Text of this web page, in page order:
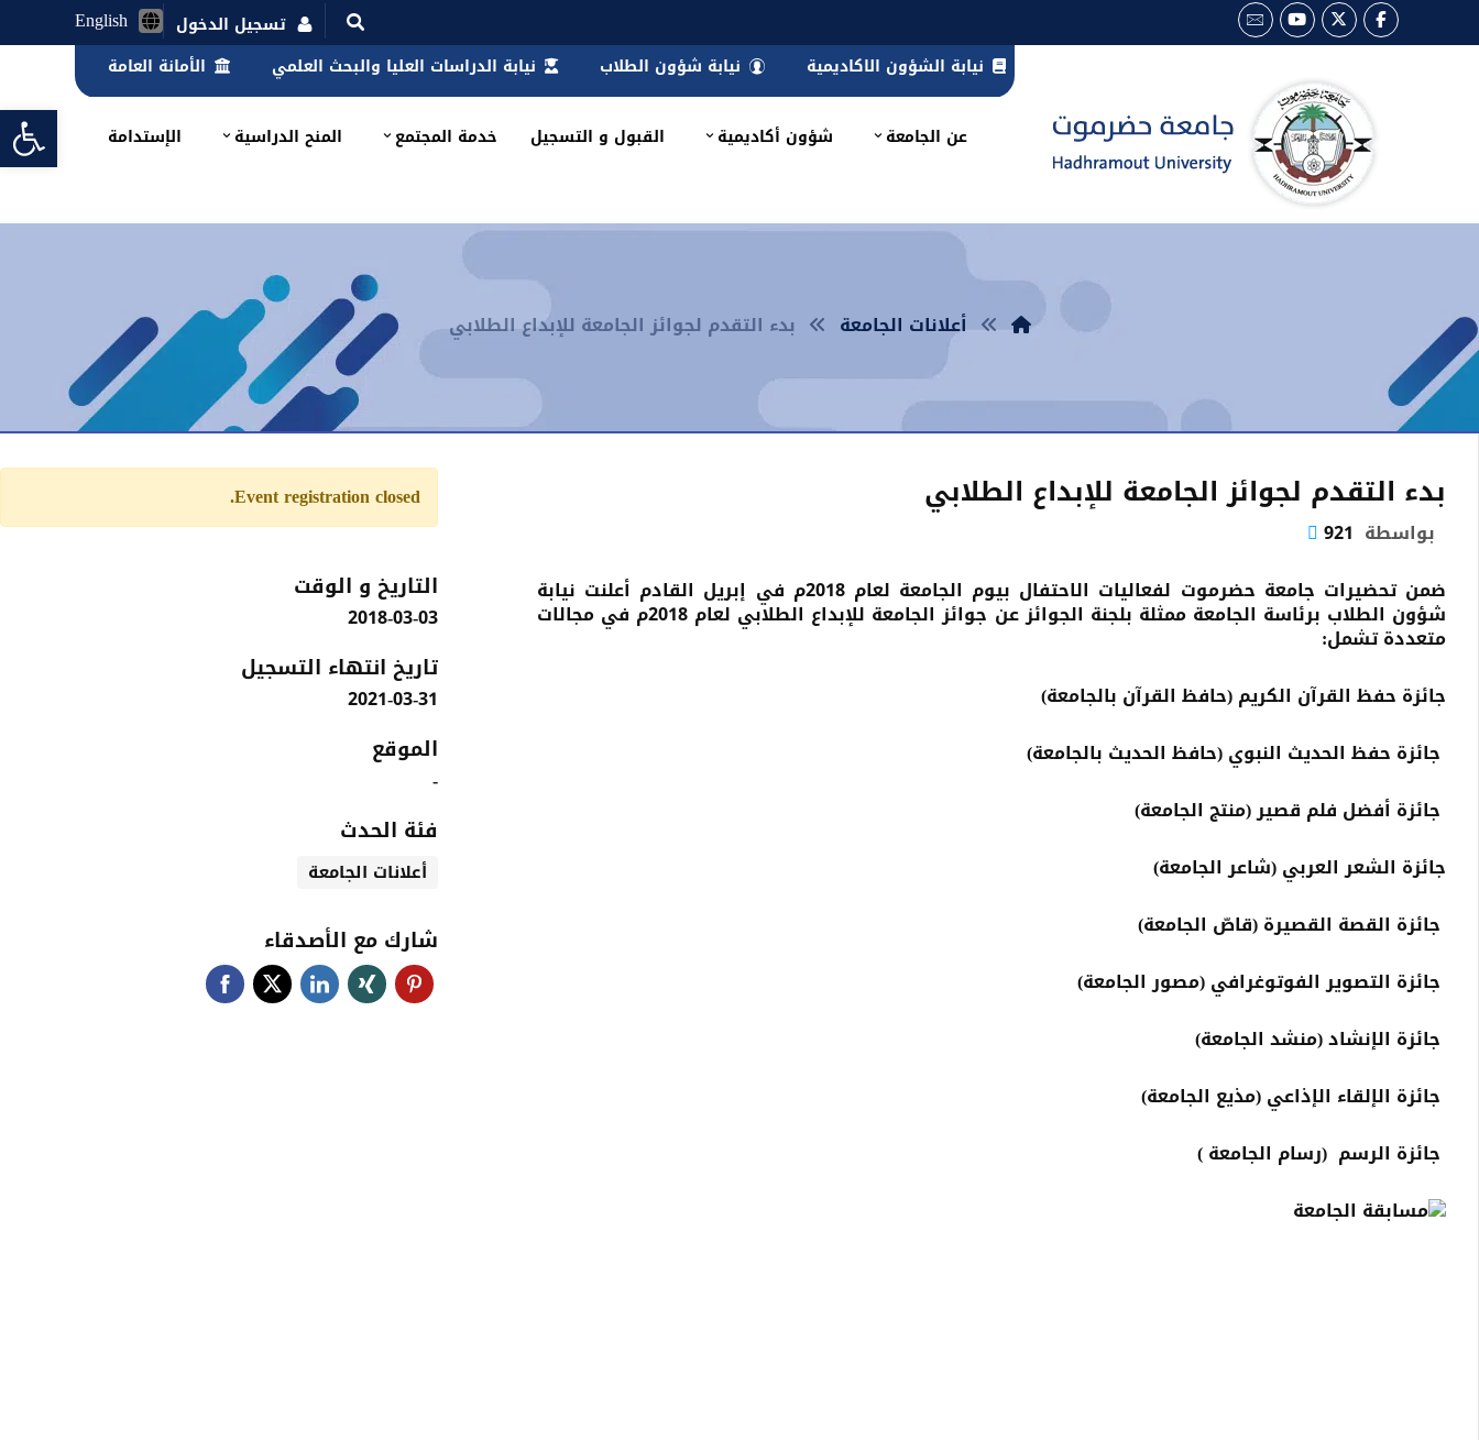
English
تسجيل الدخول
نيابة الشؤون الاكاديمية
نيابة شؤون الطلاب نيابة الدراسات العليا والبحث العلمي الأمانة العامة
عن الجامعة شؤون أكاديمية القبول و التسجيل خدمة المجتمع المنح الدراسية الإستدامة
أعلانات الجامعة بدء التقدم لجوائز الجامعة للإبداع الطلابي
بدء التقدم لجوائز الجامعة للإبداع الطلابي
بواسطة 921
ضمن تحضيرات جامعة حضرموت لفعاليات الاحتفال بيوم الجامعة لعام 2018م في إبريل القادم أعلنت نيابة
شؤون الطلاب برئاسة الجامعة ممثلة بلجنة الجوائز عن جوائز الجامعة للإبداع الطلابي لعام 2018م في مجالات
متعددة تشمل:
جائزة حفظ القرآن الكريم (حافظ القرآن بالجامعة)
جائزة حفظ الحديث النبوي (حافظ الحديث بالجامعة)
جائزة أفضل فلم قصير (منتج الجامعة)
جائزة الشعر العربي (شاعر الجامعة)
جائزة القصة القصيرة (قاصّ الجامعة)
جائزة التصوير الفوتوغرافي (مصور الجامعة)
جائزة الإنشاد (منشد الجامعة)
جائزة الإلقاء الإذاعي (مذيع الجامعة)
جائزة الرسم (رسام الجامعة(
Event registration closed.
التاريخ و الوقت
2018-03-03
تاريخ انتهاء التسجيل
2021-03-31
الموقع
-
فئة الحدث
أعلانات الجامعة
شارك مع الأصدقاء